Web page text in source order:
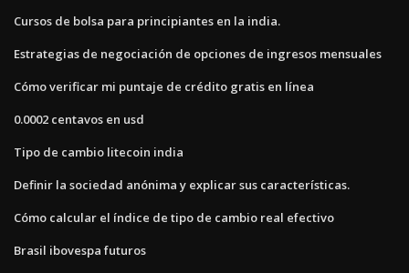
Cursos de bolsa para principiantes en la india.
Estrategias de negociación de opciones de ingresos mensuales
Cómo verificar mi puntaje de crédito gratis en línea
0.0002 centavos en usd
Tipo de cambio litecoin india
Definir la sociedad anónima y explicar sus características.
Cómo calcular el índice de tipo de cambio real efectivo
Brasil ibovespa futuros